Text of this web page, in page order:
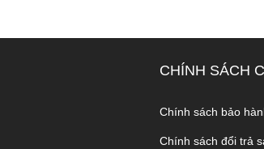
CHÍNH SÁCH
Chính sách bảo
Chính sách đổi trả